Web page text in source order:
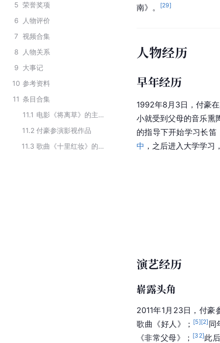
5 荣誉奖项
6
人物评价
7 视频合集
8
人物关系
9 大事记
10 参考资料
11 条目合集
11.1
电影《将离草》的主要演员
11.2 付豪参演影视作品
11.3
歌曲《十里红妆》的主创人员
南》。
[29]
人物经历
早年经历
1992年8月3日，付豪在
小就受到父母的音乐熏
的指导下开始学习长
中 ，之后进入大学学习
演艺经历
崭露头角
2011年1月23日，付豪
歌曲《好人》； [5][2] 同
《非常父母》； [32]此